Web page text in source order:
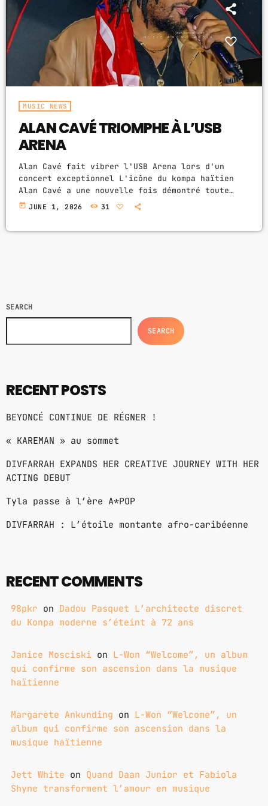
ABOUT US
MUSIC NEWS
SCHEDULE
TOP 10
STUDIO
PROMOTE
CONTACTS
FR
GOLDEN HOUR HITS
AFRO BEATS
URBAN TIME
12:00 PM - 3:00 PM
GWOG MWEN
KHASH
2 TELEPHONE
GIMS - MONICA
FULL TRACKLIST
MUSIC NEWS
ALAN CAVÉ TRIOMPHE À L’USB
ARENA
Alan Cavé fait vibrer l'USB Arena lors d'un
concert exceptionnel L'icône du kompa haïtien
Alan Cavé a une nouvelle fois démontré toute
l'étendue de son talent lors de son concert très
today JUNE 1, 2026 31
SEARCH
SEARCH
RECENT POSTS
BEYONCÉ CONTINUE DE RÉGNER !
« KAREMAN » au sommet
DIVFARRAH EXPANDS HER CREATIVE JOURNEY WITH HER
ACTING DEBUT
Tyla passe à l’ère A*POP
DIVFARRAH : L’étoile montante afro-caribéenne
RECENT COMMENTS
98pkr on Dadou Pasquet L’architecte discret
du Konpa moderne s’éteint à 72 ans
Janice Mosciski on L-Won “Welcome”, un album
qui confirme son ascension dans la musique
haïtienne
Margarete Ankunding on L-Won “Welcome”, un
album qui confirme son ascension dans la
musique haïtienne
Jett White on Quand Daan Junior et Fabiola
Shyne transforment l’amour en musique